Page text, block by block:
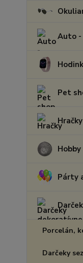
Auto
Pet
Hračky
Hobby
Párty
Porcelán,
Darčeky